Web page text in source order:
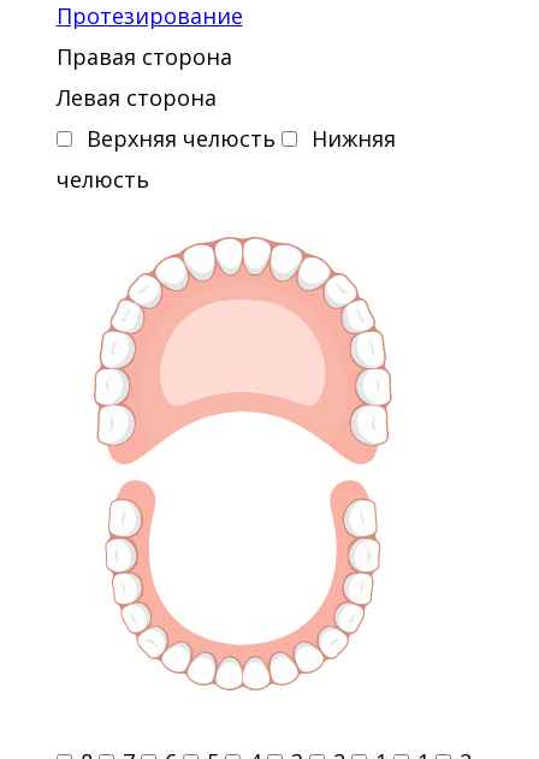
Протезирование
Правая сторона
Левая сторона
Верхняя челюсть
Нижняя
челюсть